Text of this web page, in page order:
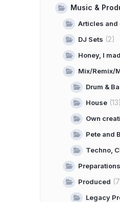
Music &
Articles and
DJ Sets (2)
Honey, I
Mix/Remix/
Drum &
House (13)
Own
Pete and
Techno,
Produced
Legacy